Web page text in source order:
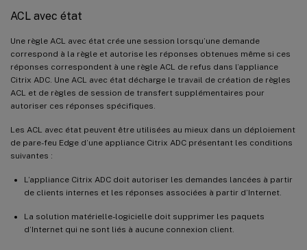
ACL avec état
Une règle ACL avec état crée une session lorsqu’une demande
correspond à la règle et autorise les réponses obtenues même si ces
réponses correspondent à une règle ACL de refus dans l’appliance
Citrix ADC. Une ACL avec état décharge le travail de création de règles
ACL et de règles de session de transfert supplémentaires pour
autoriser ces réponses spécifiques.
Les ACL avec état peuvent être utilisées au mieux dans un déploiement
de pare-feu Edge d’une appliance Citrix ADC présentant les conditions
suivantes :
L’appliance Citrix ADC doit autoriser les demandes lancées à partir
de clients internes et les réponses associées à partir d’Internet.
La solution matérielle-logicielle doit supprimer les paquets
d’Internet qui ne sont liés à aucune connexion client.